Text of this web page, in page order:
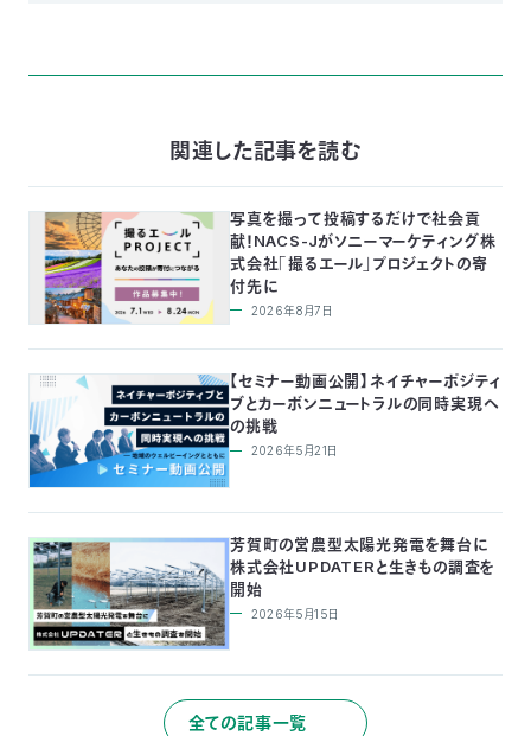
関連した記事を読む
写真を撮って投稿するだけで社会貢
献！NACS-Jがソニーマーケティング株
式会社「撮るエール」プロジェクトの寄
付先に
2026年8月7日
【セミナー動画公開】ネイチャーポジティ
ブとカーボンニュートラルの同時実現へ
の挑戦
2026年5月21日
芳賀町の営農型太陽光発電を舞台に
株式会社UPDATERと生きもの調査を
開始
2026年5月15日
全ての記事一覧